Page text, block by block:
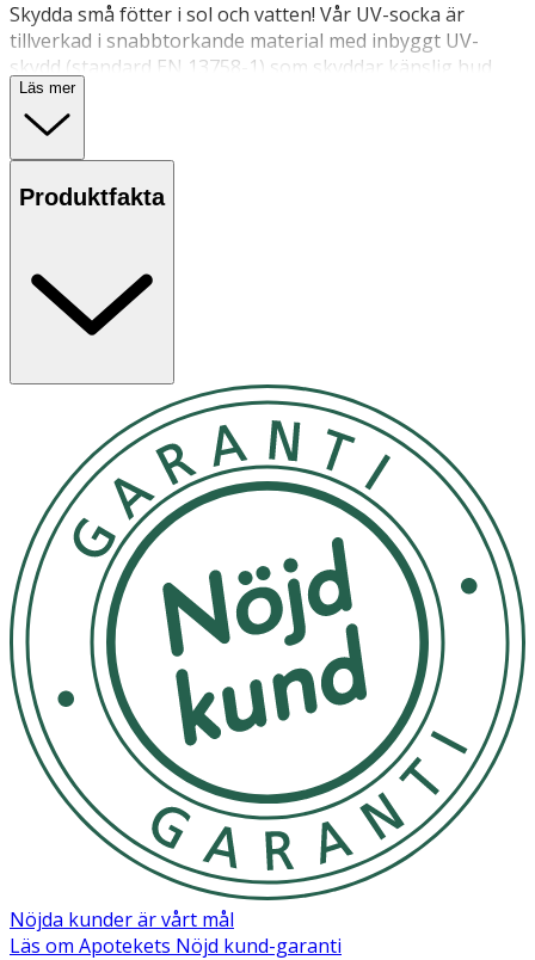
Skydda små fötter i sol och vatten! Vår UV-socka är
tillverkad i snabbtorkande material med inbyggt UV-
skydd (standard EN 13758-1) som skyddar känslig hud
mot solens strålar. Den mjuka och flexibla anti-slip-sulan
ger extra grepp på hala underlag.
40 grader, ingen tumling
OK för gravida och ammande:
Läs mer
Produktfakta
Nöjda kunder är vårt mål
Läs om Apotekets Nöjd kund-garanti